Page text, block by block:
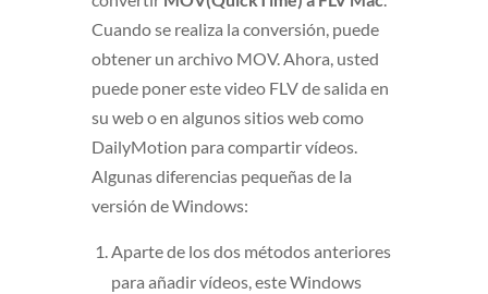
Cuando se realiza la conversión, puede
obtener un archivo MOV. Ahora, usted
puede poner este video FLV de salida en
su web o en algunos sitios web como
DailyMotion para compartir vídeos.
Algunas diferencias pequeñas de la
versión de Windows:
Aparte de los dos métodos anteriores
para añadir vídeos, este Windows